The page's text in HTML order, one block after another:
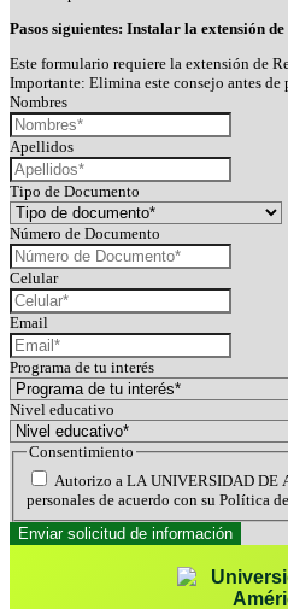
Pasos siguientes: Instalar la extensión
Este formulario requiere la extensión de
Importante: Elimina este consejo antes de
Nombres
Apellidos
Tipo de Documento
Número de Documento
Celular
Email
Programa de tu interés
Nivel educativo
Consentimiento
Autorizo a LA UNIVERSIDAD DE
personales de acuerdo con su Política